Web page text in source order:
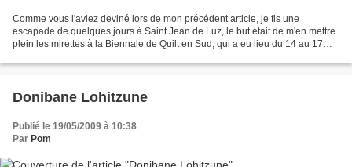
Comme vous l'aviez deviné lors de mon précédent article, je fis une
escapade de quelques jours à Saint Jean de Luz, le but était de m'en mettre
plein les mirettes à la Biennale de Quilt en Sud, qui a eu lieu du 14 au 17
Donibane Lohitzune
Publié le 19/05/2009 à 10:38
Par Pom